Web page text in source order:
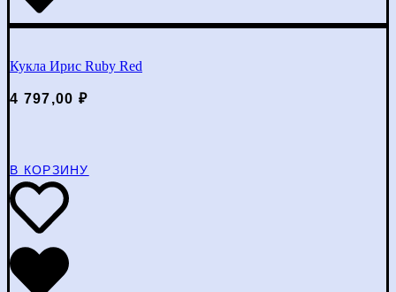
Кукла Ирис Ruby Red
4 797,00 ₽
В КОРЗИНУ